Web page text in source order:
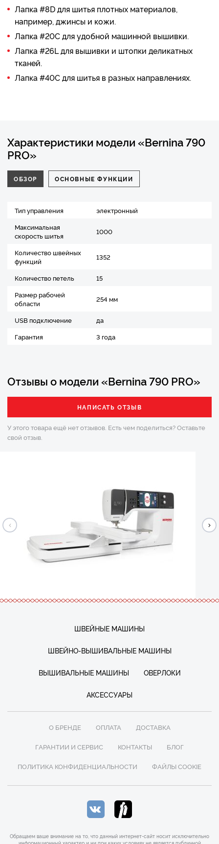
Лапка #8D для шитья плотных материалов,
например, джинсы и кожи.
Лапка #20C для удобной машинной вышивки.
Лапка #26L для вышивки и штопки деликатных
тканей.
Лапка #40C для шитья в разных направлениях.
Характеристики модели «Bernina 790
PRO»
ОБЗОР ОСНОВНЫЕ ФУНКЦИИ
Тип управления
электронный
Максимальная
скорость шитья
1000
Количество швейных
функций
1352
Количество петель
15
Размер рабочей
области
254 мм
USB подключение
да
Гарантия
3 года
Отзывы о модели «Bernina 790 PRO»
НАПИСАТЬ ОТЗЫВ
У этого товара ещё нет отзывов. Есть чем поделиться?Оставьте
свой отзыв.
ШВЕЙНЫЕ МАШИНЫ
ШВЕЙНО-ВЫШИВАЛЬНЫЕ МАШИНЫ
ВЫШИВАЛЬНЫЕ МАШИНЫ ОВЕРЛОКИ
АКСЕССУАРЫ
О БРЕНДЕ ОПЛАТА ДОСТАВКА
ГАРАНТИИ И СЕРВИС КОНТАКТЫ БЛОГ
ПОЛИТИКА КОНФИДЕНЦИАЛЬНОСТИ ФАЙЛЫ COOKIE
Обращаем ваше внимание на то, что данный интернет-сайт носит исключительно